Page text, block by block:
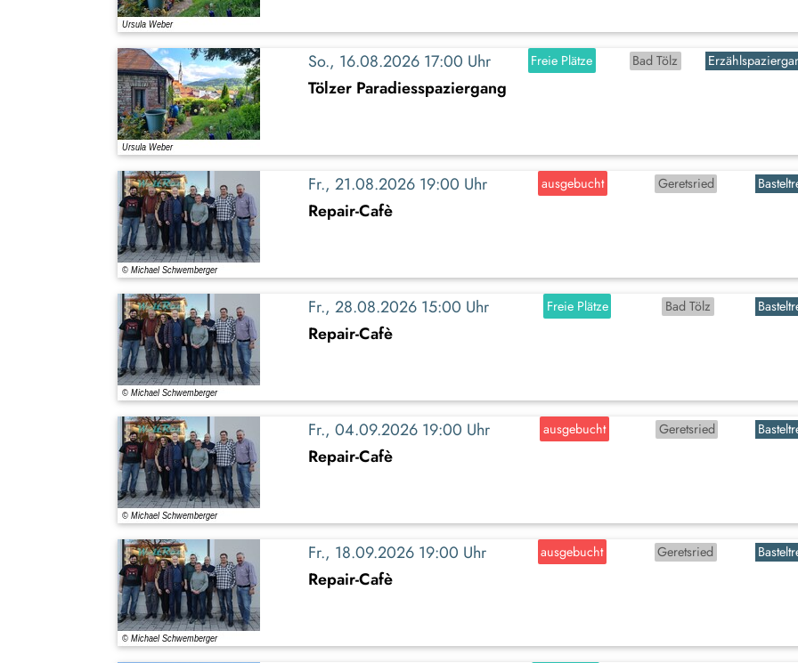
So., 16.08.2026 17:00 Uhr Freie Plätze Bad Tölz
Tölzer Paradiesspaziergang
Fr., 21.08.2026 19:00 Uhr ausgebucht Geretsried
Repair-Cafè
Fr., 28.08.2026 15:00 Uhr Freie Plätze Bad Tölz
Repair-Cafè
Fr., 04.09.2026 19:00 Uhr ausgebucht Geretsried
Repair-Cafè
Fr., 18.09.2026 19:00 Uhr ausgebucht Geretsried
Repair-Cafè